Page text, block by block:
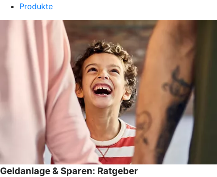
Produkte
Geldanlage & Sparen: Ratgeber